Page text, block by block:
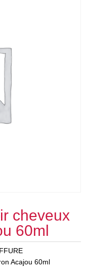
cheveux
60ml
Acajou 60ml